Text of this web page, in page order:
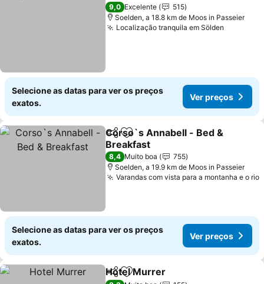
9,0 Excelente
515
Soelden, a 18.8 km de Moos in Passeier
Localização tranquila em Sölden
Selecione as datas para ver os preços
exatos.
Ver preços
PartilharAdicionar aos favoritos
Corso`s Annabell - Bed &
Breakfast
Ver preços
8,4 Muito boa
755
Soelden, a 19.9 km de Moos in Passeier
Varandas com vista para a montanha e o rio
Selecione as datas para ver os preços
exatos.
Ver preços
PartilharAdicionar aos favoritos
Hotel Murrer